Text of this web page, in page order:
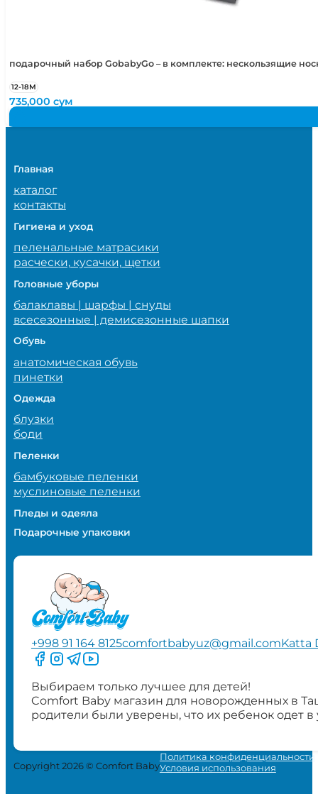
подарочный набор GobabyGo – в комплекте: нескользящие
12-18М
735,000сум
Главная
каталог
контакты
Гигиена и уход
пеленальные матрасики
расчески, кусачки, щетки
Головные уборы
балаклавы | шарфы | снуды
всесезонные | демисезонные шапки
Обувь
анатомическая обувь
пинетки
Одежда
блузки
боди
Пеленки
бамбуковые пеленки
муслиновые пеленки
Пледы и одеяла
Подарочные упаковки
+998 91 164 8125comfortbabyuz@gmail.comKatta
Следите за нами на Facebook
Следите за нами в Instagram
Следите за нами в Telegram
Следите за нами в YouTube
Выбираем только лучшее для детей!
Comfort Baby магазин для новорожденных в
родители были уверены, что их ребенок одет
Copyright 2026 © Comfort Baby
Политика конфиденциальности
Условия использования